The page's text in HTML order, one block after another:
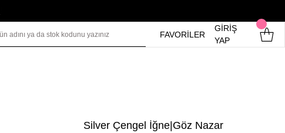
FAVORİLER
GİRİŞ
YAP
Silver Çengel İğne|Göz Nazar